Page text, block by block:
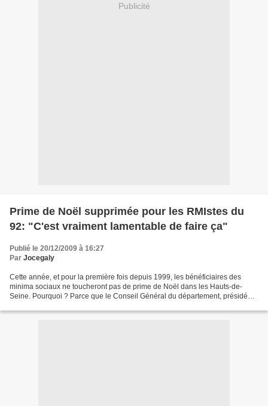
Publicité
Prime de Noël supprimée pour les RMIstes du
92: "C'est vraiment lamentable de faire ça"
Publié le 20/12/2009 à 16:27
Par Jocegaly
Cette année, et pour la première fois depuis 1999, les bénéficiaires des
minima sociaux ne toucheront pas de prime de Noël dans les Hauts-de-
Seine. Pourquoi ? Parce que le Conseil Général du département, présidé